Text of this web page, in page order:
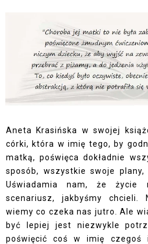
Aneta Krasińska w swojej
córki, która w imię tego, by
matką, poświęca dokładnie
sposób, wszystkie swoje plany,
Uświadamia nam, że
scenariusz, jakbyśmy chcieli.
wiemy co czeka nas jutro. Ale
być lepiej jest niezwykle
poświęcić coś w imię czegoś